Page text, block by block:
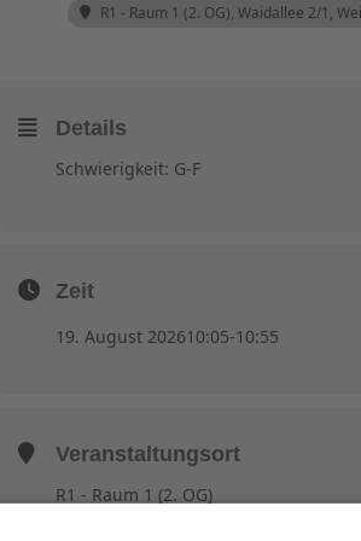
R1 - Raum 1 (2. OG), Waidallee 2/1,
Details
Schwierigkeit: G-F
Zeit
19. August 202610:05-10:55
Veranstaltungsort
R1 - Raum 1 (2. OG)